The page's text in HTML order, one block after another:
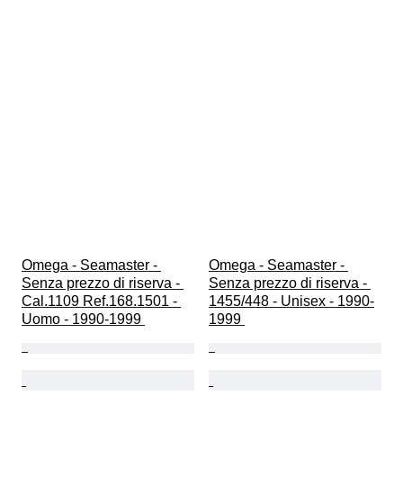
Omega - Seamaster -
Senza prezzo di riserva -
Cal.1109 Ref.168.1501 -
Uomo - 1990-1999
Omega - Seamaster -
Senza prezzo di riserva -
1455/448 - Unisex - 1990-
1999